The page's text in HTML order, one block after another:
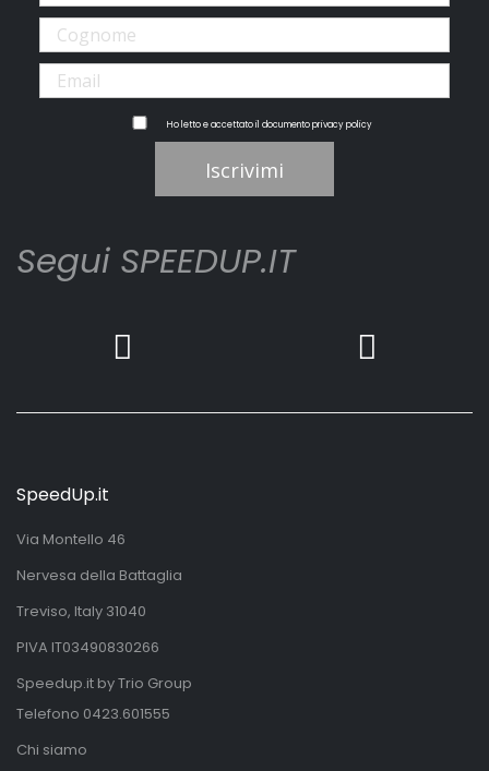
Ho letto e accettato il documentoprivacy policy
Iscrivimi
Segui SPEEDUP.IT
SpeedUp.it
Via Montello 46
Nervesa della Battaglia
Treviso, Italy 31040
PIVA IT03490830266
Speedup.it by Trio Group
Telefono 0423.601555
Chi siamo